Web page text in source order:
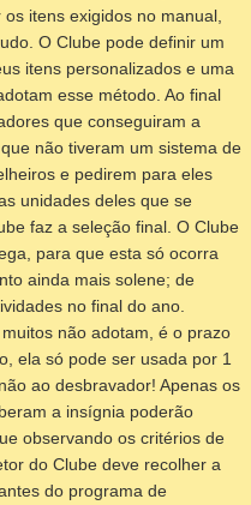
itens exigidos no manual,
O Clube pode definir um
itens personalizados e uma
esse método. Ao final
que conseguiram a
não tiveram um sistema de
e pedirem para eles
unidades deles que se
faz a seleção final. O Clube
para que esta só ocorra
ainda mais solene; de
no final do ano.
não adotam, é o prazo
ela só pode ser usada por 1
ao desbravador! Apenas os
a insígnia poderão
observando os critérios de
do Clube deve recolher a
do programa de